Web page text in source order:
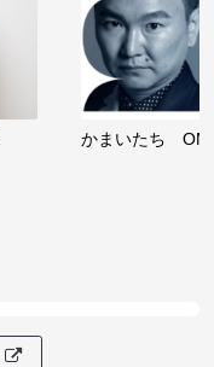
かまいたち